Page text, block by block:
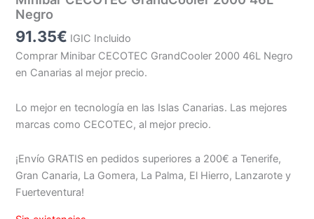
Negro
91.35€ IGIC Incluido
Comprar Minibar CECOTEC GrandCooler 2000 46L Negro
en Canarias al mejor precio.
Lo mejor en tecnología en las Islas Canarias. Las mejores
marcas como CECOTEC, al mejor precio.
¡Envío GRATIS en pedidos superiores a 200€ a Tenerife,
Gran Canaria, La Gomera, La Palma, El Hierro, Lanzarote y
Fuerteventura!